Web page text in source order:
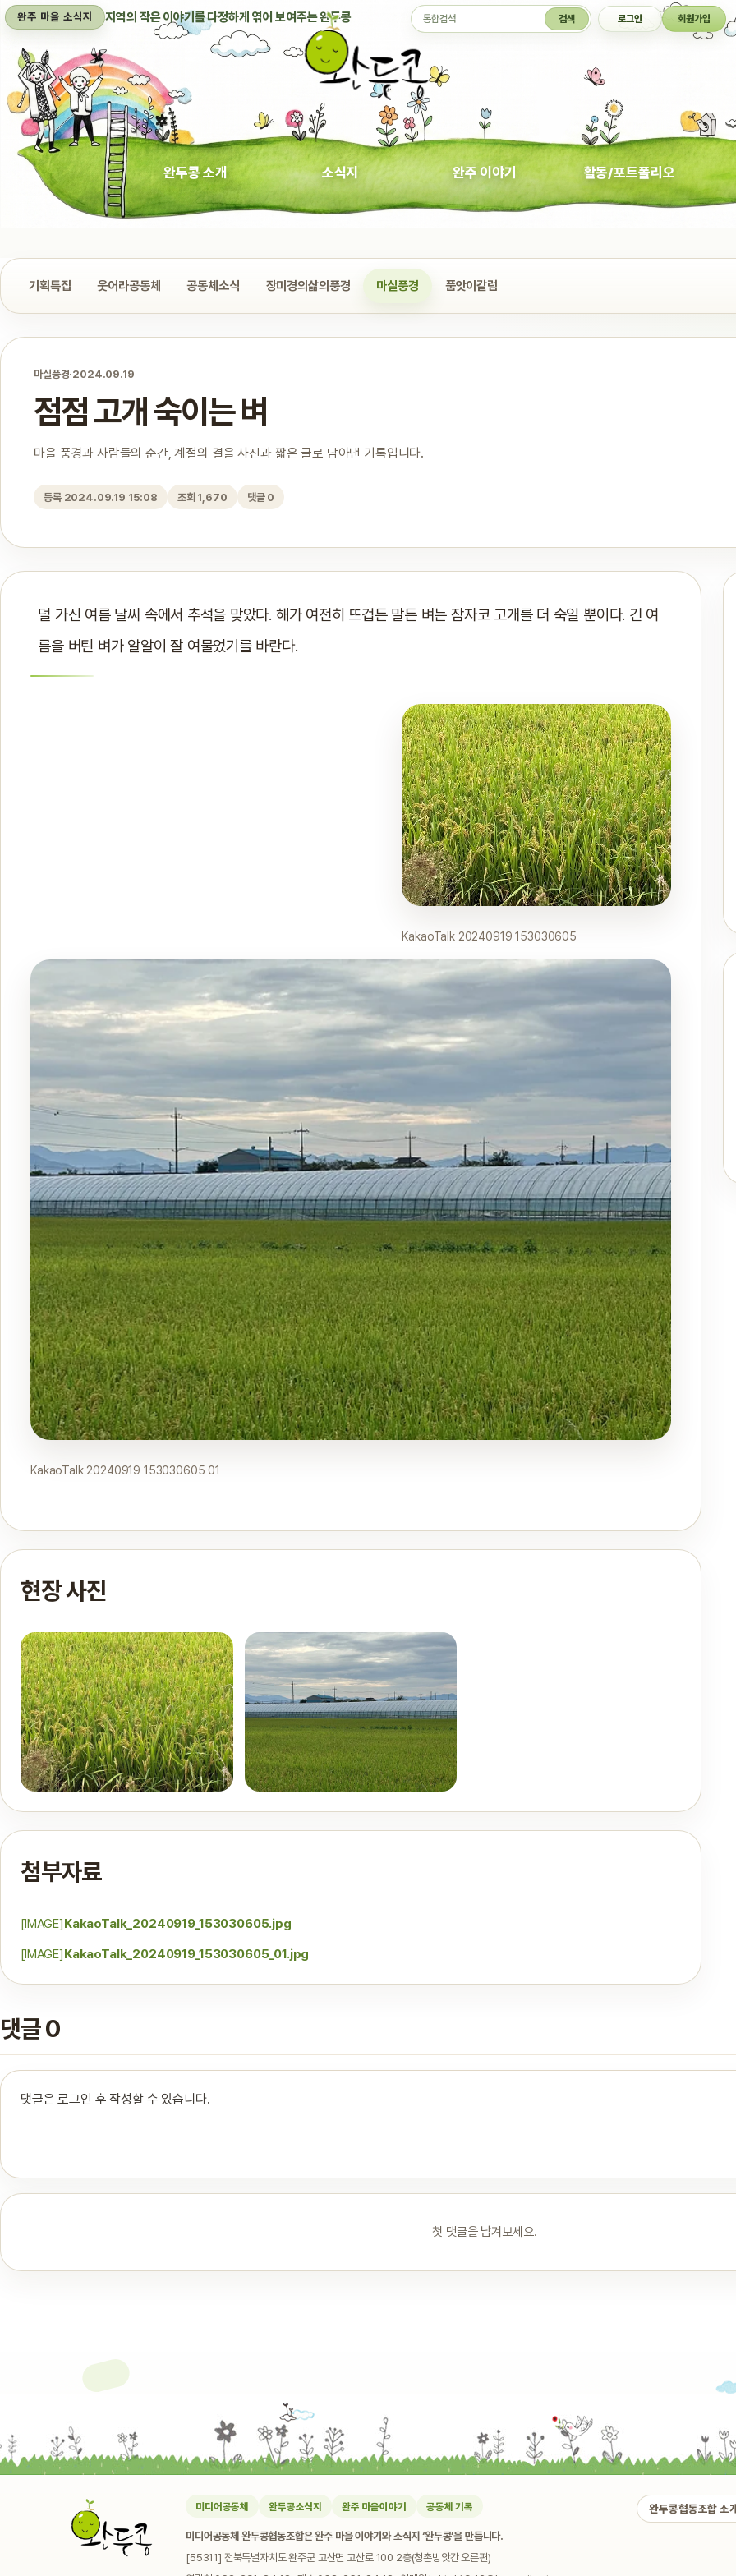
완주 마을 소식지 지역의 작은 이야기를 다정하게 엮어 보여주는 완두콩 통합검색 검색 로그인 회원가입
완두콩 소개 소식지 완주 이야기 활동/포트폴리오
기획특집 웃어라공동체 공동체소식 장미경의삶의풍경 마실풍경 품앗이칼럼
마실풍경·2024.09.19
점점 고개 숙이는 벼
마을 풍경과 사람들의 순간, 계절의 결을 사진과 짧은 글로 담아낸 기록입니다.
등록 2024.09.19 15:08 조회 1,670 댓글 0
덜 가신 여름 날씨 속에서 추석을 맞았다. 해가 여전히 뜨겁든 말든 벼는 잠자코 고개를 더 숙일 뿐이다. 긴 여
름을 버틴 벼가 알알이 잘 여물었기를 바란다.
KakaoTalk 20240919 153030605
KakaoTalk 20240919 153030605 01
현장 사진
첨부자료
[IMAGE] KakaoTalk_20240919_153030605.jpg
[IMAGE] KakaoTalk_20240919_153030605_01.jpg
댓글 0
댓글은 로그인 후 작성할 수 있습니다.
첫 댓글을 남겨보세요.
미디어공동체 완두콩소식지 완주 마을이야기 공동체 기록
미디어공동체 완두콩협동조합은 완주 마을 이야기와 소식지 ‘완두콩’을 만듭니다.
[55311] 전북특별자치도 완주군 고산면 고산로 100 2층(청촌방앗간 오른편)
완두콩협동조합 소